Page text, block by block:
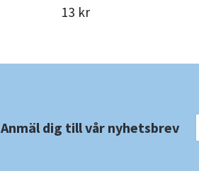
13 kr
Anmäl dig till vår nyhetsbrev